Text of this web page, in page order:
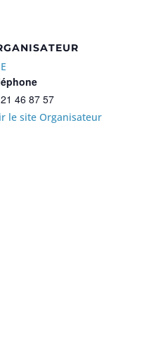
46 87 57
le site Organisateur